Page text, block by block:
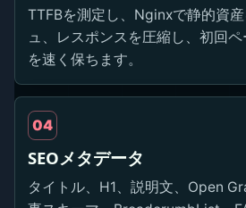
TTFBを測定し、Nginxで静的資
ュ、レスポンスを圧縮し、初回
を速く保ちます。
04
SEOメタデータ
タイトル、H1、説明文、Open